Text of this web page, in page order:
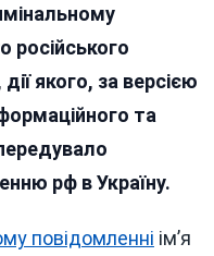
Років
російського
якого, за версією
та
рф в Україну.
повідомленні ім’я